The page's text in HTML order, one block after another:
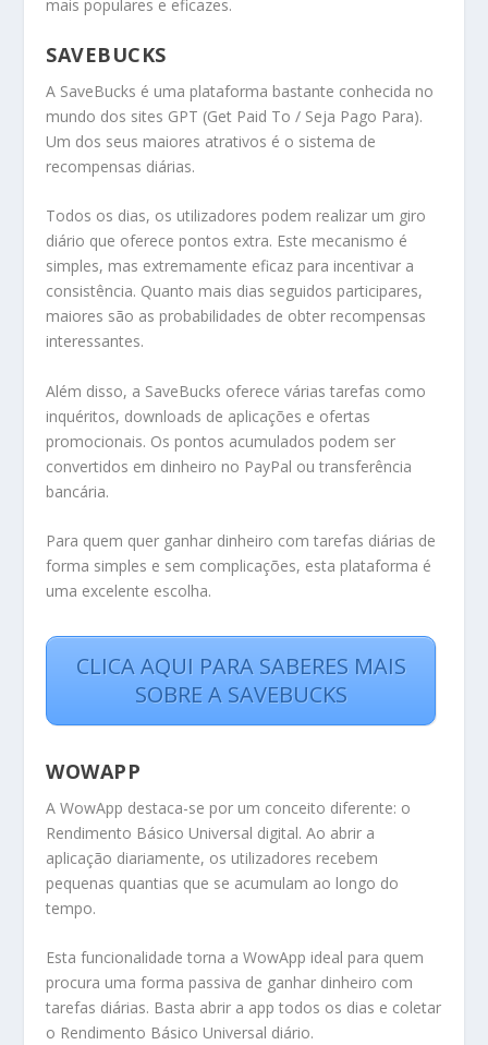
mais populares e eficazes.
SAVEBUCKS
A SaveBucks é uma plataforma bastante conhecida no
mundo dos sites GPT (Get Paid To / Seja Pago Para).
Um dos seus maiores atrativos é o sistema de
recompensas diárias.
Todos os dias, os utilizadores podem realizar um giro
diário que oferece pontos extra. Este mecanismo é
simples, mas extremamente eficaz para incentivar a
consistência. Quanto mais dias seguidos participares,
maiores são as probabilidades de obter recompensas
interessantes.
Além disso, a SaveBucks oferece várias tarefas como
inquéritos, downloads de aplicações e ofertas
promocionais. Os pontos acumulados podem ser
convertidos em dinheiro no PayPal ou transferência
bancária.
Para quem quer ganhar dinheiro com tarefas diárias de
forma simples e sem complicações, esta plataforma é
uma excelente escolha.
CLICA AQUI PARA SABERES MAIS
SOBRE A SAVEBUCKS
WOWAPP
A WowApp destaca-se por um conceito diferente: o
Rendimento Básico Universal digital. Ao abrir a
aplicação diariamente, os utilizadores recebem
pequenas quantias que se acumulam ao longo do
tempo.
Esta funcionalidade torna a WowApp ideal para quem
procura uma forma passiva de ganhar dinheiro com
tarefas diárias. Basta abrir a app todos os dias e coletar
o Rendimento Básico Universal diário.